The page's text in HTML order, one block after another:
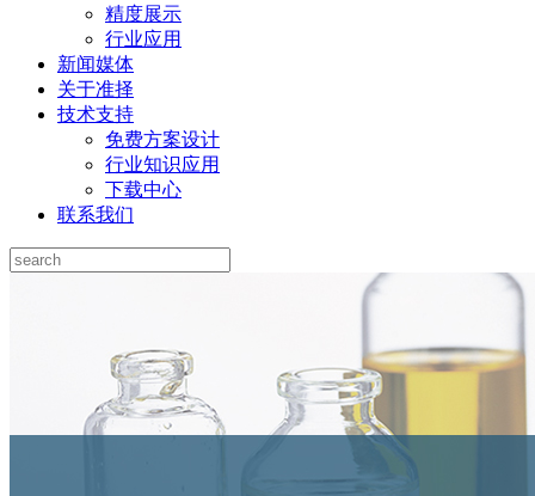
精度展示
行业应用
新闻媒体
关于准择
技术支持
免费方案设计
行业知识应用
下载中心
联系我们